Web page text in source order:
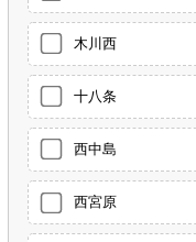
木川西
十八条
西中島
西宮原